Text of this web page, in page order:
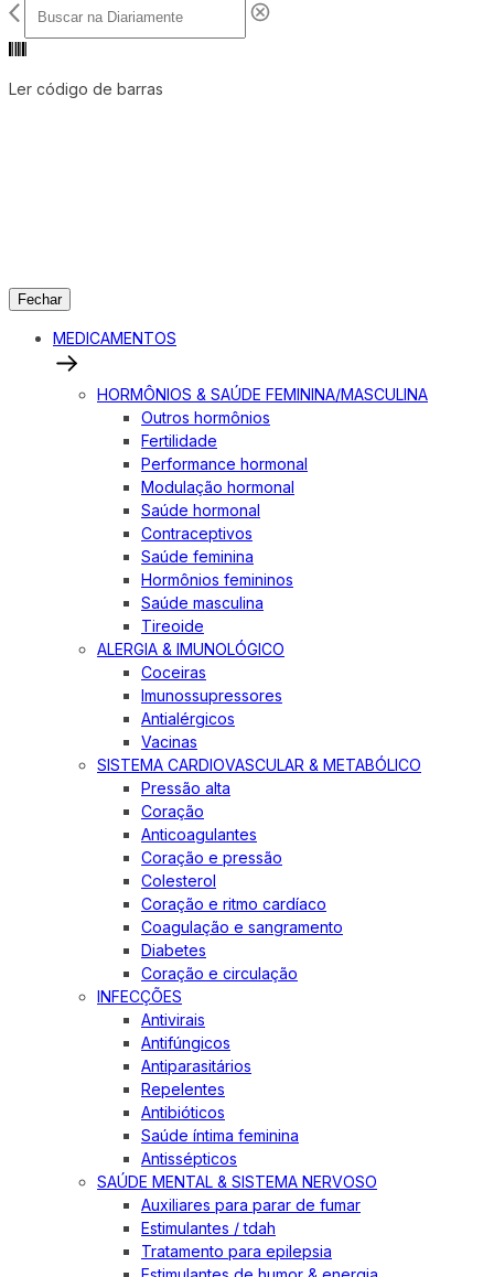
Ler código de barras
Fechar
MEDICAMENTOS
HORMÔNIOS & SAÚDE FEMININA/MASCULINA
Outros hormônios
Fertilidade
Performance hormonal
Modulação hormonal
Saúde hormonal
Contraceptivos
Saúde feminina
Hormônios femininos
Saúde masculina
Tireoide
ALERGIA & IMUNOLÓGICO
Coceiras
Imunossupressores
Antialérgicos
Vacinas
SISTEMA CARDIOVASCULAR & METABÓLICO
Pressão alta
Coração
Anticoagulantes
Coração e pressão
Colesterol
Coração e ritmo cardíaco
Coagulação e sangramento
Diabetes
Coração e circulação
INFECÇÕES
Antivirais
Antifúngicos
Antiparasitários
Repelentes
Antibióticos
Saúde íntima feminina
Antissépticos
SAÚDE MENTAL & SISTEMA NERVOSO
Auxiliares para parar de fumar
Estimulantes / tdah
Tratamento para epilepsia